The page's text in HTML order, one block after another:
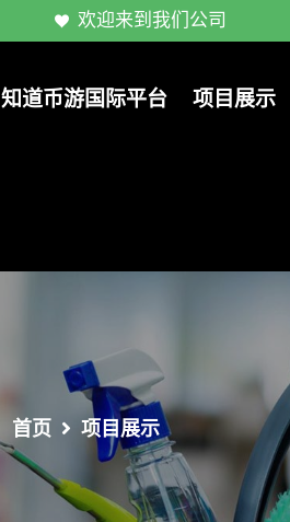
欢迎来到我们公司
知道币游国际平台 项目展示
首页 项目展示